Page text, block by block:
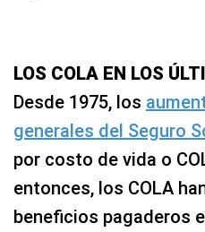
LOS COLA EN LOS
Desde 1975, los
generales del Seguro
por costo de vida o
entonces, los COLA
beneficios pagaderos